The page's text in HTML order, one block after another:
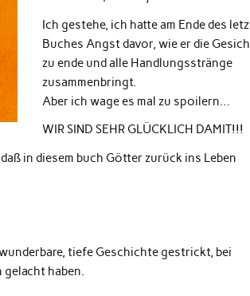
Ich gestehe, ich hatte am Ende des
Buches Angst davor, wie er die
zu ende und alle Handlungsstränge
zusammenbringt.
Aber ich wage es mal zu spoilern…
WIR SIND SEHR GLÜCKLICH DAMIT!!!
in diesem buch Götter zurück ins Leben
tiefe Geschichte gestrickt, bei
haben.